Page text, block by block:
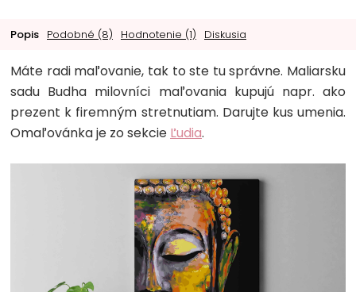
Popis Podobné (8) Hodnotenie (1) Diskusia
Máte radi maľovanie, tak to ste tu správne. Maliarsku
sadu Budha milovníci maľovania kupujú napr. ako
prezent k firemným stretnutiam. Darujte kus umenia.
Omaľovánka je zo sekcie Ľudia.